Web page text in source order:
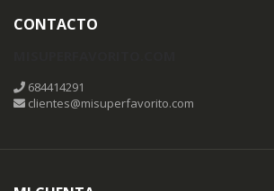
CONTACTO
684414291
clientes@misuperfavorito.com